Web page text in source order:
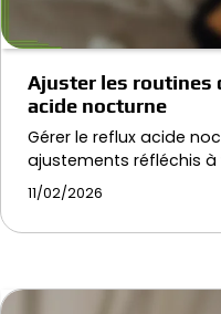
Ajuster les routines
acide nocturne
Gérer le reflux acide
ajustements réfléchis
11/02/2026